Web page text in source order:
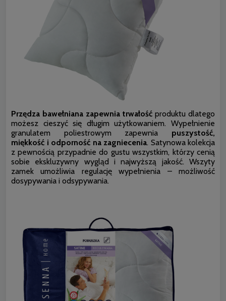
Przędza bawełniana zapewnia trwałość produktu dlatego
możesz cieszyć się długim użytkowaniem. Wypełnienie
granulatem poliestrowym zapewnia puszystość,
miękkość i odporność na zagniecenia. Satynowa kolekcja
z pewnością przypadnie do gustu wszystkim, którzy cenią
sobie ekskluzywny wygląd i najwyższą jakość. Wszyty
zamek umożliwia regulację wypełnienia – możliwość
dosypywania i odsypywania.